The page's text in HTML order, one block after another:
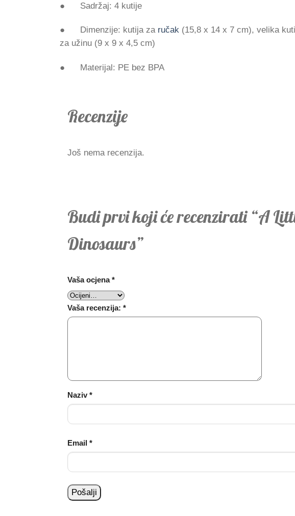
● Sadržaj: 4 kutije
● Dimenzije: kutija za ručak (15,8 x 14 x 7 cm), velika
za užinu (9 x 9 x 4,5 cm)
● Materijal: PE bez BPA
Recenzije
Još nema recenzija.
Budi prvi koji će recenzirati “A
Dinosaurs”
Vaša ocjena*
Vaša recenzija: *
Naziv*
Email *